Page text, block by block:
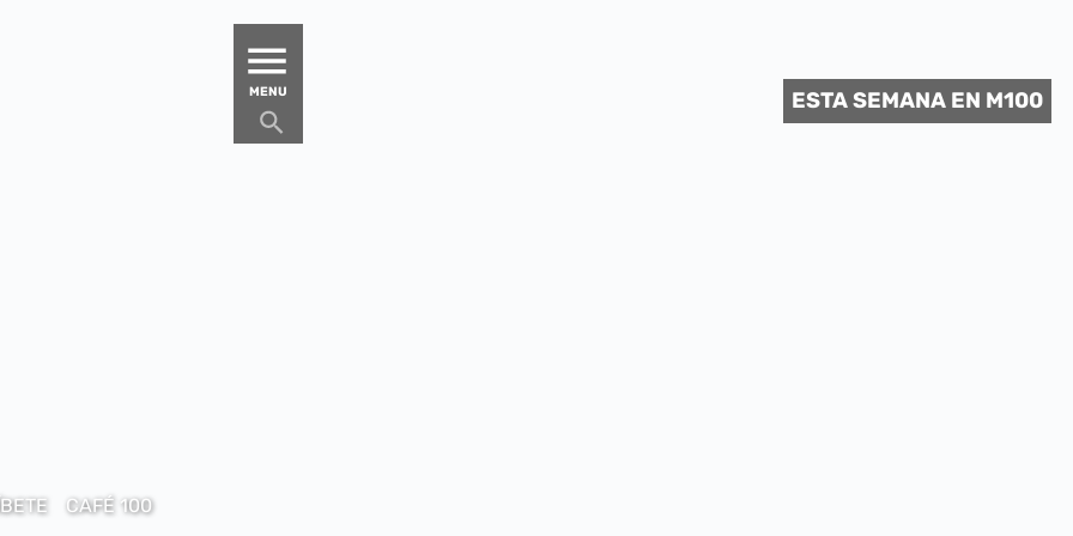
MENU
CAFÉ 100
ESTA SEMANA EN M100